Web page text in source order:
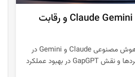
هوش مصنوعی Claude Gemini و رقابت
تحلیلی درباره رقابت هوش مصنوعی Claude و Gemini در
سال ۲۰۲۶، مزایا، کاربردها و نقش GapGPT در بهبود عملکرد